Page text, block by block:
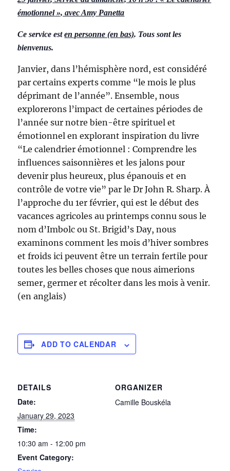
émotionnel», avecAmy Panetta
Ce service esten personne (en bas). Tous sont les
bienvenus.
Janvier, dans l’hémisphère nord, est considéré
par certains experts comme “le mois le plus
déprimant de l’année”. Ensemble, nous
explorerons l’impact de certaines périodes de
l’année sur notre bien-être spirituel et
émotionnel en explorant inspiration du livre
“Le calendrier émotionnel : Comprendre les
influences saisonnières et les jalons pour
devenir plus heureux, plus épanouis et en
contrôle de votre vie” par le Dr John R. Sharp. À
l’approche du 1er février, qui est le début des
vacances agricoles au printemps connu sous le
nom d’Imbolc ou St. Brigid’s Day, nous
examinons comment les mois d’hiver sombres
et froids ici peuvent être un terrain fertile pour
toutes les belles choses que nous aimerions
semer, germer et récolter dans les mois à venir.
(en anglais)
ADD TO CALENDAR
DETAILS
Date:
January 29, 2023
Time:
10:30 am - 12:00 pm
Event Category:
ORGANIZER
Camille Bouskéla